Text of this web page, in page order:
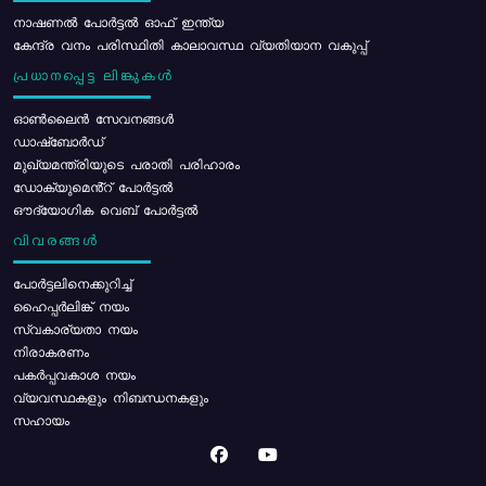
നാഷണൽ പോർട്ടൽ ഓഫ് ഇന്ത്യ
കേന്ദ്ര വനം പരിസ്ഥിതി കാലാവസ്ഥ വ്യതിയാന വകുപ്പ്
പ്രധാനപ്പെട്ട ലിങ്കുകൾ
ഓൺലൈൻ സേവനങ്ങൾ
ഡാഷ്ബോർഡ്
മുഖ്യമന്ത്രിയുടെ പരാതി പരിഹാരം
ഡോക്യുമെൻ്റ് പോർട്ടൽ
ഔദ്യോഗിക വെബ് പോർട്ടൽ
വിവരങ്ങൾ
പോര്‍ട്ടലിനെക്കുറിച്ച്
ഹൈപ്പർലിങ്ക് നയം
സ്വകാര്യതാ നയം
നിരാകരണം
പകർപ്പവകാശ നയം
വ്യവസ്ഥകളും നിബന്ധനകളും
സഹായം